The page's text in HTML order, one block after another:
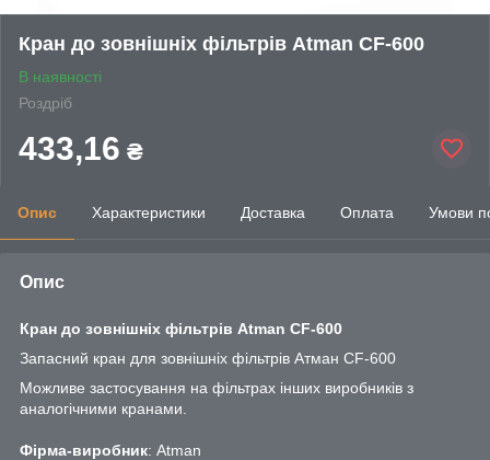
Кран до зовнішніх фільтрів Atman CF-600
В наявності
Роздріб
433,16 ₴
Опис Характеристики Доставка Оплата Умови
Опис
Кран до зовнішніх фільтрів Atman CF-600
Запасний кран для зовнішніх фільтрів Атман CF-600
Можливе застосування на фільтрах інших виробників з
аналогічними кранами.
Фірма-виробник: Atman